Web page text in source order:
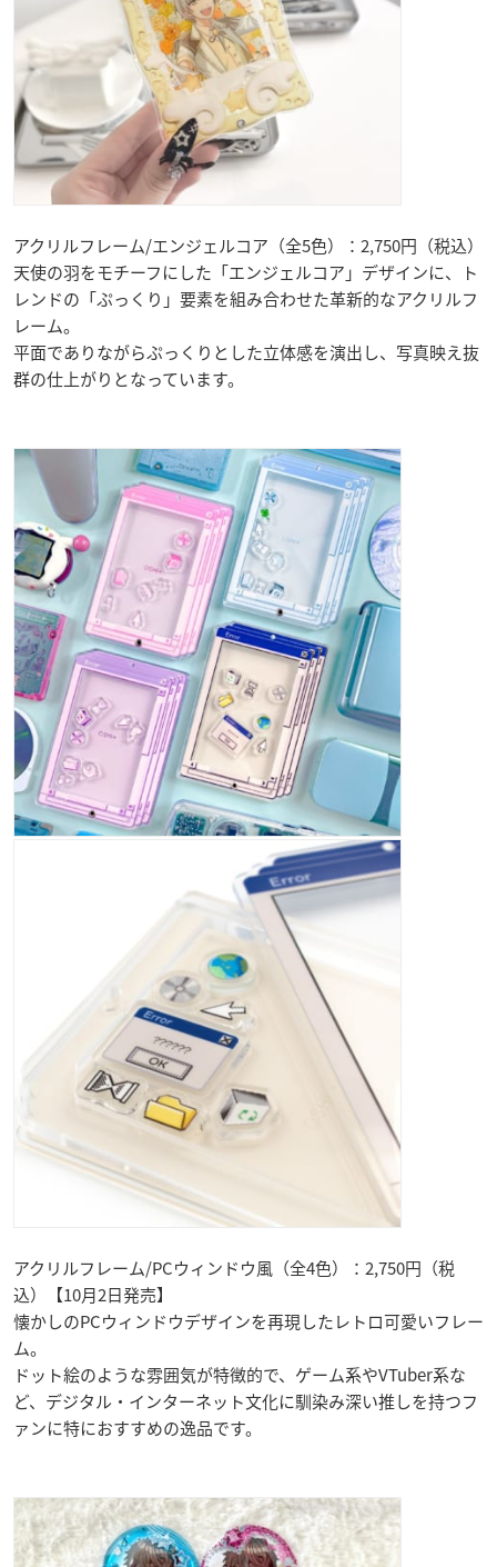
アクリルフレーム/エンジェルコア（全5色）：2,750円（税込）
天使の羽をモチーフにした「エンジェルコア」デザインに、ト
レンドの「ぷっくり」要素を組み合わせた革新的なアクリルフ
レーム。
平面でありながらぷっくりとした立体感を演出し、写真映え抜
群の仕上がりとなっています。
アクリルフレーム/PCウィンドウ風（全4色）：2,750円（税
込）【10月2日発売】
懐かしのPCウィンドウデザインを再現したレトロ可愛いフレー
ム。
ドット絵のような雰囲気が特徴的で、ゲーム系やVTuber系な
ど、デジタル・インターネット文化に馴染み深い推しを持つフ
ァンに特におすすめの逸品です。